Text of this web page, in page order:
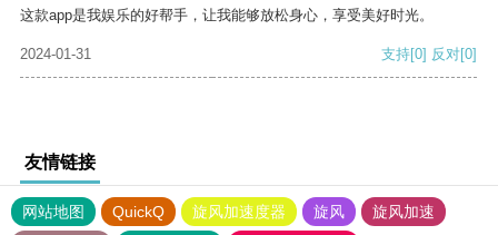
这款app是我娱乐的好帮手，让我能够放松身心，享受美好时光。
2024-01-31 支持[0] 反对[0]
友情链接
网站地图 QuickQ 旋风加速度器 旋风
旋风加速